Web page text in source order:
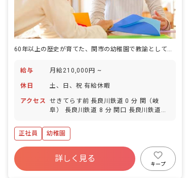
給与 月給210,000円 ~
休日 土、日、祝 有給休暇
アクセス
せきてらす前 長良川鉄道 0 分 関（岐
阜） 長良川鉄道 8 分 関口 長良川鉄道
正社員
幼稚園
詳しく見る
キープ